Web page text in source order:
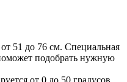
51 до 76 см. Специальная
подобрать нужную
от 0 до 50 градусов,